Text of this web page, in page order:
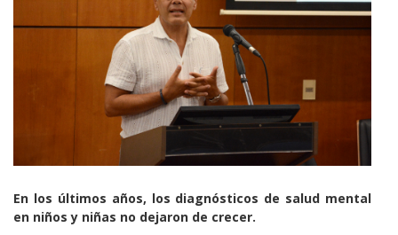
Cuerpo
En los últimos años, los diagnósticos de salud mental
en niños y niñas no dejaron de crecer.